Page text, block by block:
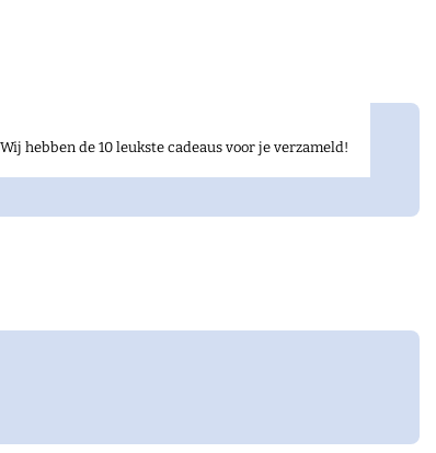
hebben de 10 leukste cadeaus voor je verzameld!